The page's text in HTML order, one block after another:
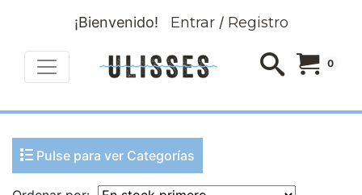
¡Bienvenido! Entrar/ Registro
0
Pulse para ver Categorías